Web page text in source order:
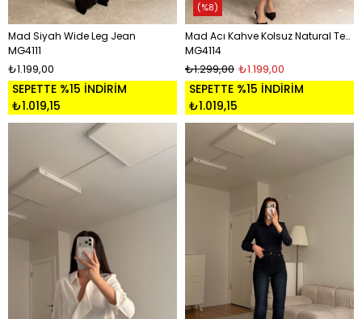
Mad Siyah Wide Leg Jean
MG4111
₺1.199,00
SEPETTE %15 İNDİRİM
₺1.019,15
Mad Acı Kahve Kolsuz Natural Tensel Elbise
MG4114
₺1.199,00
₺1.299,00
SEPETTE %15 İNDİRİM
₺1.019,15
%8